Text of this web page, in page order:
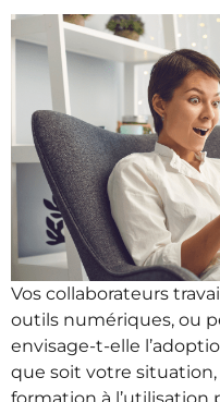
Vos collaborateurs
outils numériques, ou
envisage-t-elle
que soit votre